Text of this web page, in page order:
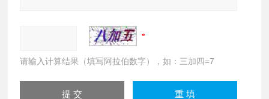
请输入计算结果（填写阿拉伯数字），如：三加四=7